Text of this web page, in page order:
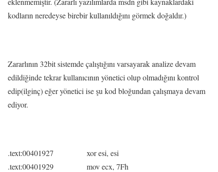
kodların neredeyse birebir kullanıldığını görmek doğaldır.)
Zararlının 32bit sistemde çalıştığını varsayarak analize devam
edildiğinde tekrar kullanıcının yönetici olup olmadığını kontrol
edip(ilginç) eğer yönetici ise şu kod bloğundan çalışmaya devam
ediyor.
.text:00401927 xor esi, esi
.text:00401929 mov ecx, 7Fh